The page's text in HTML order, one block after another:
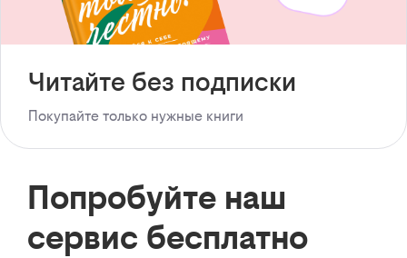
Читайте без подписки
Покупайте только нужные книги
Попробуйте наш
сервис бесплатно